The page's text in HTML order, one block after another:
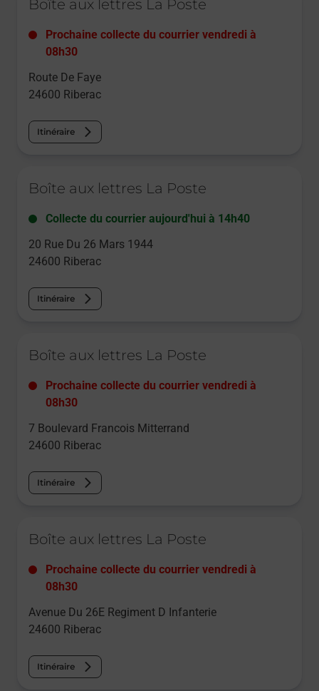
Boîte aux lettres La Poste
Prochaine collecte du courrier vendredi à
08h30
Route De Faye
24600 Riberac
Itinéraire
Boîte aux lettres La Poste
Collecte du courrier aujourd'hui à 14h40
20 Rue Du 26 Mars 1944
24600 Riberac
Itinéraire
Boîte aux lettres La Poste
Prochaine collecte du courrier vendredi à
08h30
7 Boulevard Francois Mitterrand
24600 Riberac
Itinéraire
Boîte aux lettres La Poste
Prochaine collecte du courrier vendredi à
08h30
Avenue Du 26E Regiment D Infanterie
24600 Riberac
Itinéraire